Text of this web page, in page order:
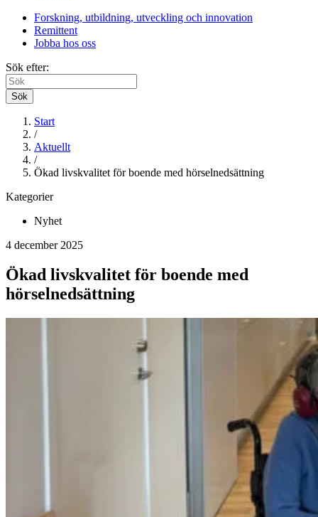
Forskning, utbildning, utveckling och innovation
Remittent
Jobba hos oss
Sök efter:
Sök
Start
/
Aktuellt
/
Ökad livskvalitet för boende med hörselnedsättning
Kategorier
Nyhet
4 december 2025
Ökad livskvalitet för boende med
hörselnedsättning